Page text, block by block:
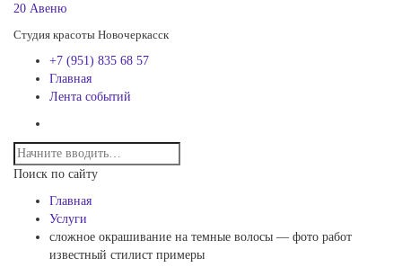
20 Авеню
Студия красоты Новочеркасск
+7 (951) 835 68 57
Главная
Лента событий
Поиск по сайту
Главная
Услуги
сложное окрашивание на темные волосы — фото работ
известный стилист примеры